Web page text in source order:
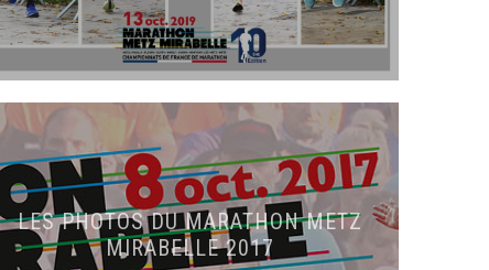
LES PHOTOS DU MARATHON METZ
MIRABELLE 2017